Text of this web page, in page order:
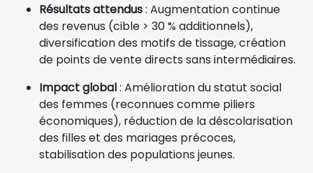
Résultats attendus: Augmentation continue
des revenus (cible > 30 % additionnels),
diversification des motifs de tissage, création
de points de vente directs sans intermédiaires.
Impact global: Amélioration du statut social
des femmes (reconnues comme piliers
économiques), réduction de la déscolarisation
des filles et des mariages précoces,
stabilisation des populations jeunes.